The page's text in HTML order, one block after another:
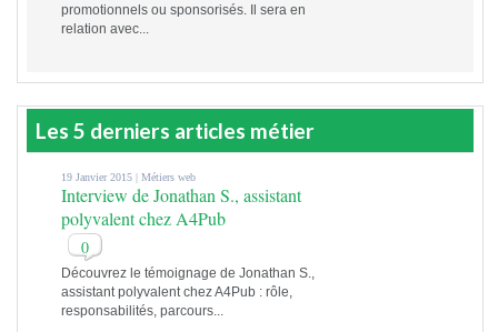
promotionnels ou sponsorisés. Il sera en
relation avec...
Les 5 derniers articles métier
19 Janvier 2015 |Métiers web
Interview de Jonathan S., assistant
polyvalent chez A4Pub
0
Découvrez le témoignage de Jonathan S.,
assistant polyvalent chez A4Pub : rôle,
responsabilités, parcours...